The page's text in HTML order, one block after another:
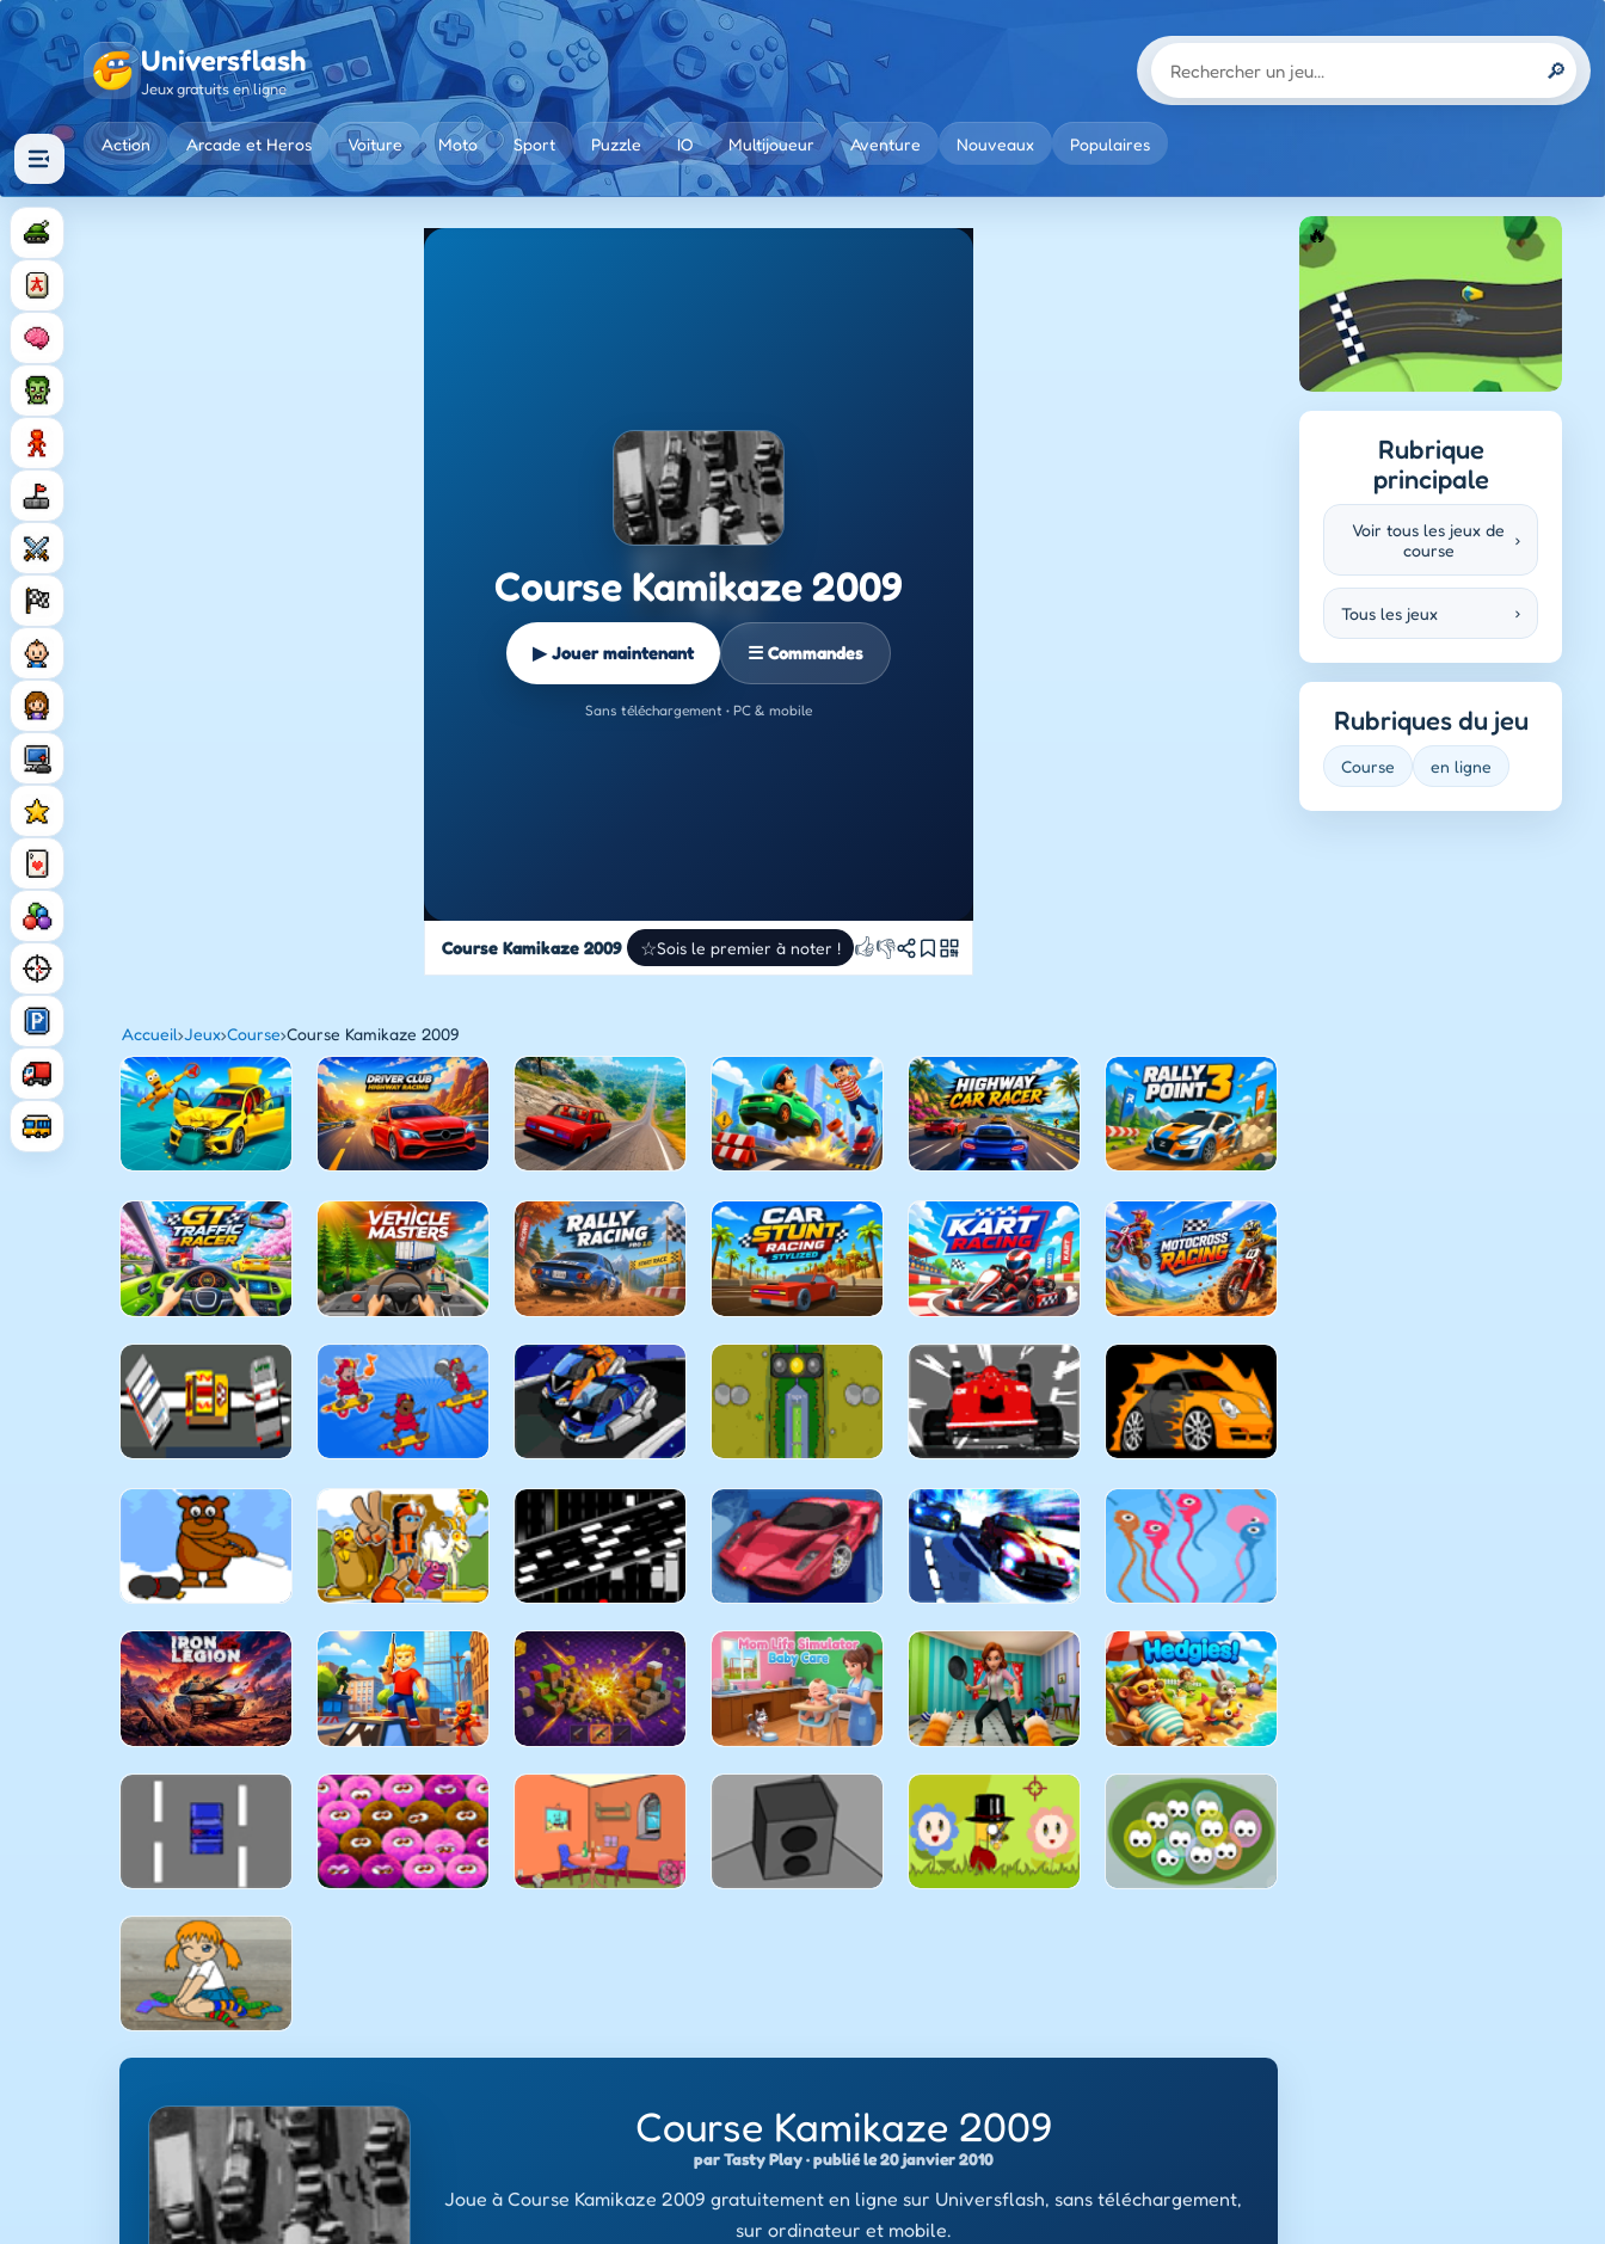
Universflash
Jeux gratuits en ligne
🔎
Action Arcade et Heros Voiture Moto Sport Puzzle IO Multijoueur Aventure Nouveaux Populaires
Course Kamikaze 2009
▶ Jouer maintenant ☰ Commandes
Sans téléchargement • PC & mobile
Course Kamikaze 2009 ☆Sois le premier à noter ! 👍👎
Accueil›Jeux›Course›Course Kamikaze 2009
Course Kamikaze 2009
par Tasty Play · publié le 20 janvier 2010
Joue à Course Kamikaze 2009 gratuitement en ligne sur Universflash, sans téléchargement,
sur ordinateur et mobile.
Rubrique
principale
Voir tous les jeux de
course
›
Tous les jeux ›
Rubriques du jeu
Course en ligne